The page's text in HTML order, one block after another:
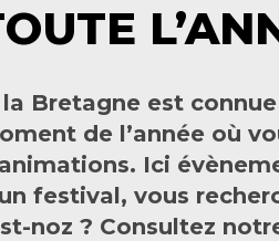
la Bretagne est
de l’année où
Ici
festival, vous
noz ? Consultez